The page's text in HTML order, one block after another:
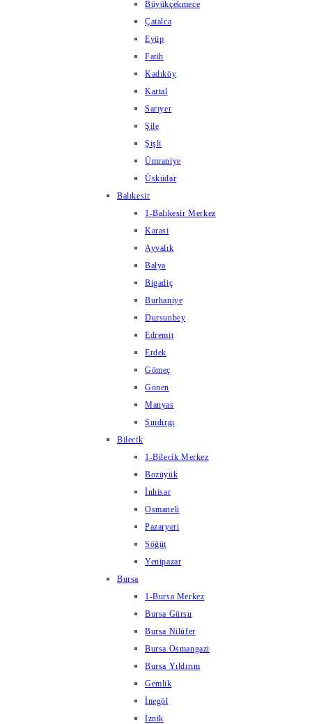
Büyükçekmece
Çatalca
Eyüp
Fatih
Kadıköy
Kartal
Sarıyer
Şile
Şişli
Ümraniye
Üsküdar
Balıkesir
1-Balıkesir Merkez
Karasi
Ayvalık
Balya
Bigadiç
Burhaniye
Dursunbey
Edremit
Erdek
Gömeç
Gönen
Manyas
Sındırgı
Bilecik
1-Bilecik Merkez
Bozüyük
İnhisar
Osmaneli
Pazaryeri
Söğüt
Yenipazar
Bursa
1-Bursa Merkez
Bursa Gürsu
Bursa Nilüfer
Bursa Osmangazi
Bursa Yıldırım
Gemlik
İnegöl
İznik